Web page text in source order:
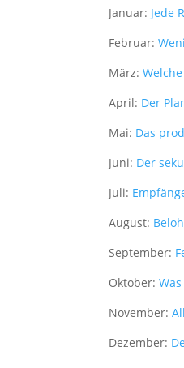
Januar: Jede
Februar:
März:
April: Der
Mai: Das
Juni: Der
Juli:
August:
September:
Oktober:
November:
Dezember: